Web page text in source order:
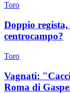
Toro
Doppio
centrocampo?
Toro
Vagnati:
Roma di